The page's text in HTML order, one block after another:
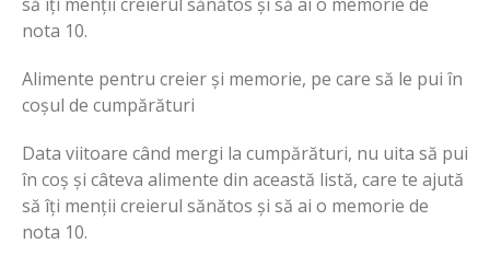
nota 10.
Alimente pentru creier și memorie, pe care să le pui în
coșul de cumpărături
Data viitoare când mergi la cumpărături, nu uita să pui
în coș și câteva alimente din această listă, care te ajută
să îți menții creierul sănătos și să ai o memorie de
nota 10.